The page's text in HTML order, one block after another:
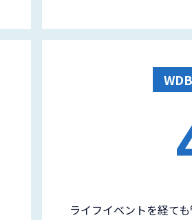
ライフイベントを経て